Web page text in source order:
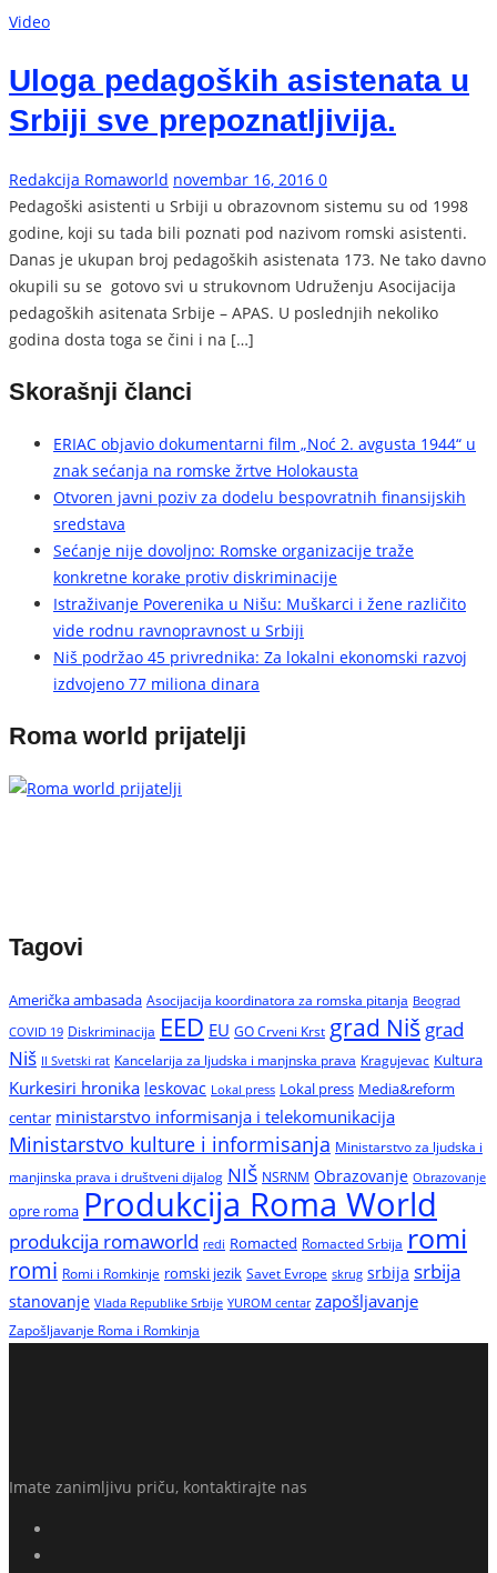
Video
Uloga pedagoških asistenata u
Srbiji sve prepoznatljivija.
Redakcija Romaworld novembar 16, 2016 0
Pedagoški asistenti u Srbiji u obrazovnom sistemu su od 1998
godine, koji su tada bili poznati pod nazivom romski asistenti.
Danas je ukupan broj pedagoških asistenata 173. Ne tako davno
okupili su se gotovo svi u strukovnom Udruženju Asocijacija
pedagoških asitenata Srbije – APAS. U poslednjih nekoliko
godina dosta toga se čini i na […]
Skorašnji članci
ERIAC objavio dokumentarni film „Noć 2. avgusta 1944“ u
znak sećanja na romske žrtve Holokausta
Otvoren javni poziv za dodelu bespovratnih finansijskih
sredstava
Sećanje nije dovoljno: Romske organizacije traže
konkretne korake protiv diskriminacije
Istraživanje Poverenika u Nišu: Muškarci i žene različito
vide rodnu ravnopravnost u Srbiji
Niš podržao 45 privrednika: Za lokalni ekonomski razvoj
izdvojeno 77 miliona dinara
Roma world prijatelji
Tagovi
Američka ambasada Asocijacija koordinatora za romska pitanja Beograd
COVID 19 Diskriminacija EED EU GO Crveni Krst grad Niš grad
Niš II Svetski rat Kancelarija za ljudska i manjnska prava Kragujevac Kultura
Kurkesiri hronika leskovac Lokal press Lokal press Media&reform
centar ministarstvo informisanja i telekomunikacija
Ministarstvo kulture i informisanja Ministarstvo za ljudska i
manjinska prava i društveni dijalog NIŠ NSRNM Obrazovanje Obrazovanje
opre roma Produkcija Roma World
produkcija romaworld redi Romacted Romacted Srbija romi
romi Romi i Romkinje romski jezik Savet Evrope skrug srbija srbija
stanovanje Vlada Republike Srbije YUROM centar zapošljavanje
Zapošljavanje Roma i Romkinja
Imate zanimljivu priču, kontaktirajte nas